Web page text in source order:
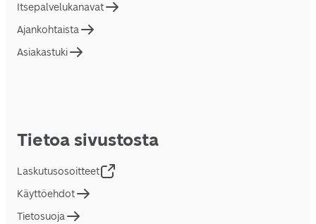
Itsepalvelukanavat
Ajankohtaista
Asiakastuki
Tietoa sivustosta
Laskutusosoitteet
Käyttöehdot
Tietosuoja